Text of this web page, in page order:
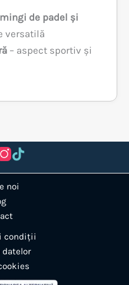
de padel și
versatilă
– aspect sportiv și
noi
condiții
datelor